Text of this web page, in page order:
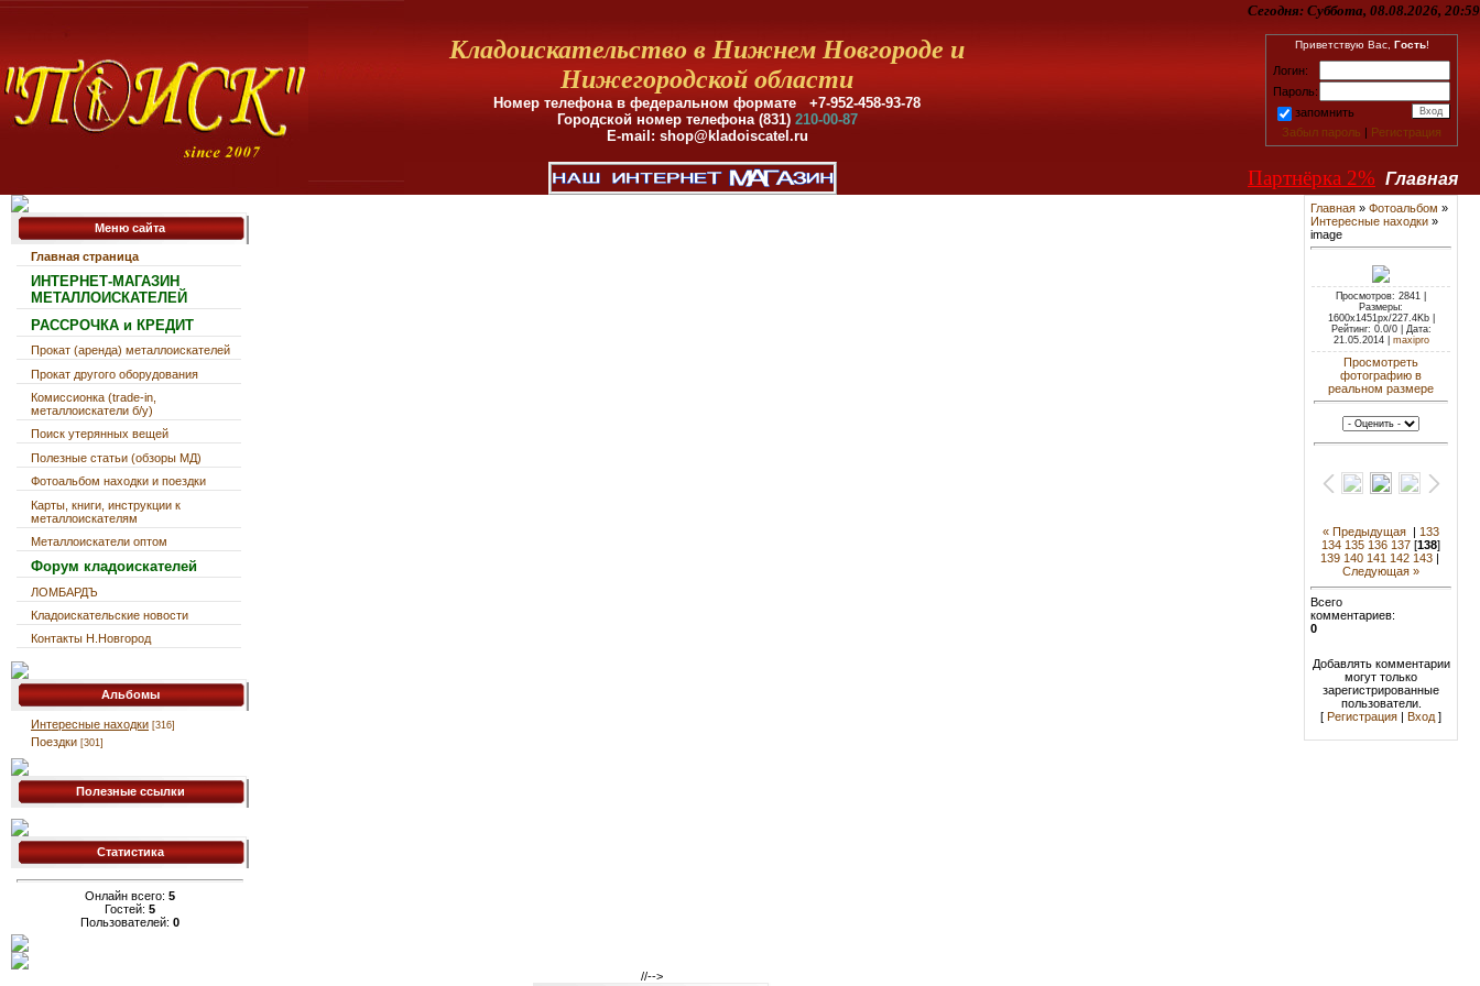
Сегодня: Суббота, 08.08.2026, 20:59
Кладоискательство в Нижнем Новгороде и
Нижегородской области
Номер телефона в федеральном формате +7-952-458-93-78
Городской номер телефона (831) 210-00-87
E-mail: shop@kladoiscatel.ru
Приветствую Вас, Гость!
Логин:
Пароль:
запомнить
Забыл пароль | Регистрация
Партнёрка 2% Главная
Меню сайта
Главная страница
ИНТЕРНЕТ-МАГАЗИН
МЕТАЛЛОИСКАТЕЛЕЙ
РАССРОЧКА и КРЕДИТ
Прокат (аренда) металлоискателей
Прокат другого оборудования
Комиссионка (trade-in,
металлоискатели б/у)
Поиск утерянных вещей
Полезные статьи (обзоры МД)
Фотоальбом находки и поездки
Карты, книги, инструкции к
металлоискателям
Металлоискатели оптом
Форум кладоискателей
ЛОМБАРДЪ
Кладоискательские новости
Контакты Н.Новгород
Альбомы
Интересные находки [316]
Поездки [301]
Полезные ссылки
Статистика
Онлайн всего: 5
Гостей: 5
Пользователей: 0
//-->
Главная » Фотоальбом »
Интересные находки »
image
Просмотров: 2841 |
Размеры:
1600x1451px/227.4Kb |
Рейтинг: 0.0/0 | Дата:
21.05.2014 | maxipro
Просмотреть
фотографию в
реальном размере
« Предыдущая | 133
134 135 136 137 [138]
139 140 141 142 143|
Следующая »
Всего
комментариев:
0
Добавлять комментарии
могут только
зарегистрированные
пользователи.
[ Регистрация Вход ]